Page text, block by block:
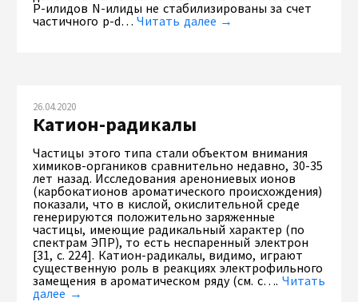
Р-илидов N-илиды не стабилизированы за счет
частичного p-d…Читать далее →
26.04.2020
Катион-радикалы
Частицы этого типа стали объектом внимания
химиков-органиков сравнительно недавно, 30-35
лет назад. Исследования аренониевых ионов
(карбокатионов ароматического происхождения)
показали, что в кислой, окислительной среде
генерируются положительно заряженные
частицы, имеющие радикальный характер (по
спектрам ЭПР), то есть неспаренный электрон
[31, с. 224]. Катион-радикалы, видимо, играют
существенную роль в реакциях электрофильного
замещения в ароматическом ряду (см. с…. Читать
далее →